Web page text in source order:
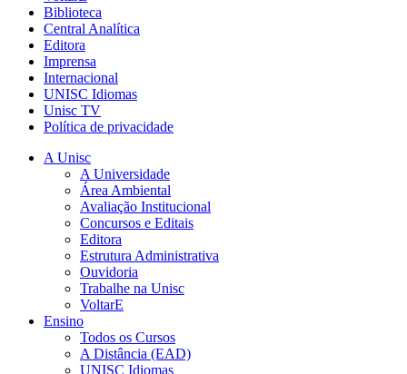
Biblioteca
Central Analítica
Editora
Imprensa
Internacional
UNISC Idiomas
Unisc TV
Política de privacidade
A Unisc
A Universidade
Área Ambiental
Avaliação Institucional
Concursos e Editais
Editora
Estrutura Administrativa
Ouvidoria
Trabalhe na Unisc
VoltarE
Ensino
Todos os Cursos
A Distância (EAD)
UNISC Idiomas